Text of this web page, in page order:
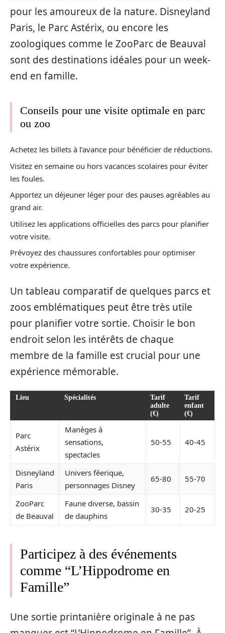
pour les amoureux de la nature. Disneyland
Paris, le Parc Astérix, ou encore les
zoologiques comme le ZooParc de Beauval
sont des destinations idéales pour un week-
end en famille.
Conseils pour une visite optimale en parc
ou zoo
Achetez les billets à l’avance pour bénéficier de réductions.
Visitez en semaine ou hors vacances scolaires pour éviter
les foules.
Apportez un déjeuner léger pour des pauses agréables au
grand air.
Utilisez les applications officielles des parcs pour planifier
votre visite.
Prévoyez des chaussures confortables pour optimiser
votre expérience.
Un tableau comparatif de quelques parcs et
zoos emblématiques peut être très utile
pour planifier votre sortie. Choisir le bon
endroit selon les intérêts de chaque
membre de la famille est crucial pour une
expérience mémorable.
Lieu Spécialités
Tarif
adulte
(€)
Tarif
enfant
(€)
Parc
Astérix
Manèges à
sensations,
spectacles
50-55 40-45
Disneyland
Paris
Univers féerique,
personnages Disney
65-80 55-70
ZooParc
de Beauval
Faune diverse, bassin
de dauphins
30-35 20-25
Participez à des événements
comme “L’Hippodrome en
Famille”
Une sortie printanière originale à ne pas